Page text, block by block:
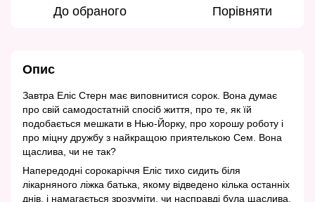
До обраного Порівняти
Опис
Завтра Еліс Стерн має виповнитися сорок. Вона думає
про свій самодостатній спосіб життя, про те, як їй
подобається мешкати в Нью-Йорку, про хорошу роботу і
про міцну дружбу з найкращою приятелькою Сем. Вона
щаслива, чи не так?
Напередодні сорокаріччя Еліс тихо сидить біля
лікарняного ліжка батька, якому відведено кілька останніх
днів, і намагається зрозуміти, чи насправді була щаслива,